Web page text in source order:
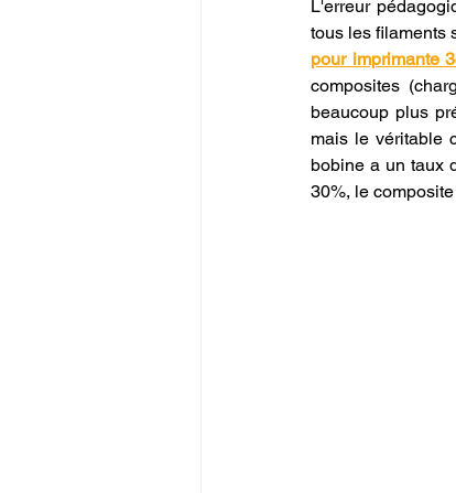
L'erreur
tous les filaments
pour imprimante
composites
beaucoup plus
mais le véritable
bobine a un taux
30%, le